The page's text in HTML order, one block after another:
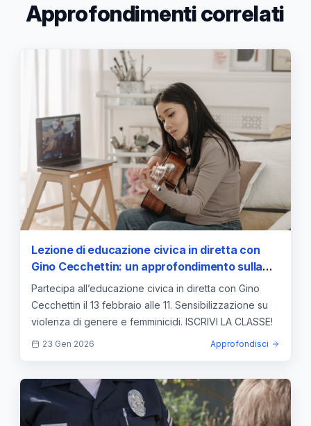
Approfondimenti correlati
Lezione di educazione civica in diretta con
Gino Cecchettin: un approfondimento sulla
violenza di genere e i femminicidi - 13 febbraio
alle 11, iscrivi la tua classe
Partecipa all’educazione civica in diretta con Gino
Cecchettin il 13 febbraio alle 11. Sensibilizzazione su
violenza di genere e femminicidi. ISCRIVI LA CLASSE!
23 Gen 2026 Approfondisci